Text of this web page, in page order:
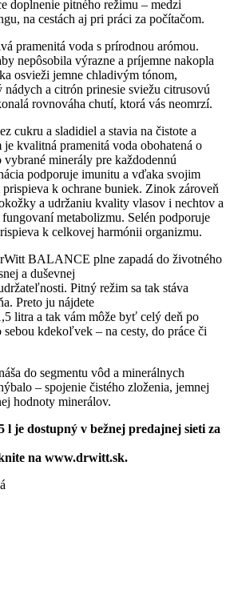
doplnenie pitného režimu – medzi
na cestách aj pri práci za počítačom.
pramenitá voda s prírodnou arómou.
nepôsobila výrazne a príjemne nakopla
osvieži jemne chladivým tónom,
a citrón prinesie sviežu citrusovú
rovnováha chutí, ktorá vás neomrzí.
cukru a sladidiel a stavia na čistote a
kvalitná pramenitá voda obohatená o
vybrané minerály pre každodennú
podporuje imunitu a vďaka svojim
k ochrane buniek. Zinok zároveň
a udržaniu kvality vlasov i nechtov a
metabolizmu. Selén podporuje
k celkovej harmónii organizmu.
BALANCE plne zapadá do životného
a duševnej
Pitný režim sa tak stáva
Preto ju nájdete
litra a tak vám môže byť celý deň po
kdekoľvek – na cesty, do práce či
do segmentu vôd a minerálnych
– spojenie čistého zloženia, jemnej
hodnoty minerálov.
je dostupný v bežnej predajnej sieti za
na www.drwitt.sk.